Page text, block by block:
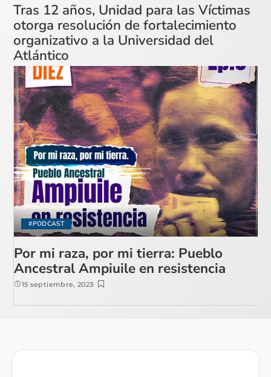
Tras 12 años, Unidad para las Víctimas
otorga resolución de fortalecimiento
organizativo a la Universidad del
Atlántico
#PODCAST
Por mi raza, por mi tierra: Pueblo
Ancestral Ampiuile en resistencia
15 septiembre, 2023